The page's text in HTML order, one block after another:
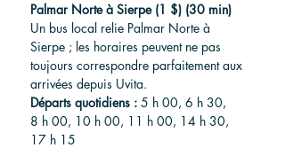
Palmar Norte à Sierpe (1 $) (30 min)
Un bus local relie Palmar Norte à
Sierpe ; les horaires peuvent ne pas
toujours correspondre parfaitement aux
arrivées depuis Uvita.
Départs quotidiens : 5 h 00, 6 h 30,
8 h 00, 10 h 00, 11 h 00, 14 h 30,
17 h 15